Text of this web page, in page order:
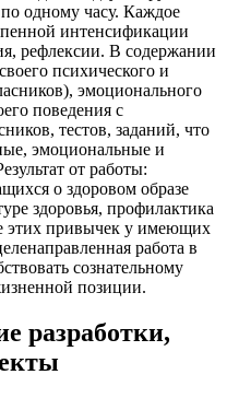
по одному часу. Каждое
интенсификации
рефлексии. В содержании
психического и
эмоционального
поведения с
тестов, заданий, что
эмоциональные и
от работы:
о здоровом образе
здоровья, профилактика
этих привычек у имеющих
работа в
сознательному
позиции.
разработки,